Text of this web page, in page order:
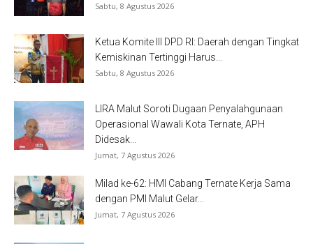
Sabtu, 8 Agustus 2026
Ketua Komite III DPD RI: Daerah dengan Tingkat
Kemiskinan Tertinggi Harus...
Sabtu, 8 Agustus 2026
LIRA Malut Soroti Dugaan Penyalahgunaan
Operasional Wawali Kota Ternate, APH
Didesak...
Jumat, 7 Agustus 2026
Milad ke-62: HMI Cabang Ternate Kerja Sama
dengan PMI Malut Gelar...
Jumat, 7 Agustus 2026